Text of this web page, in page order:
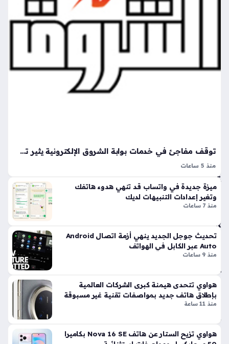
ت
عبر
تط
بي
ق
M
y
TR
A
للم
ست
خد
مي
ن
منذ
36
دقي
توقف مفاجئ في خدمات بوابة الشروق الإلكترونية يثير تساؤلات واسعة لدى المتابعين
منذ 5 ساعات
الوصول إلى محتوى معين عبر منصات الأخبار الرقمية، وتعد ظاهرة
الصفحة غير متاحة إحدى التحديات التقنية التي تؤثر على…
ميزة جديدة في واتساب قد تنهي هدوء هاتفك
وتغير إعدادات التنبيهات لديك
منذ 7 ساعات
تحديث جوجل الجديد ينهي أزمة اتصال Android
Auto عبر الكابل في الهواتف
منذ 9 ساعات
هواوي تتحدى هيمنة كبرى الشركات العالمية
بإطلاق هاتف جديد بمواصفات تقنية غير مسبوقة
منذ 11 ساعة
هواوي تزيح الستار عن هاتف Nova 16 SE بكاميرا